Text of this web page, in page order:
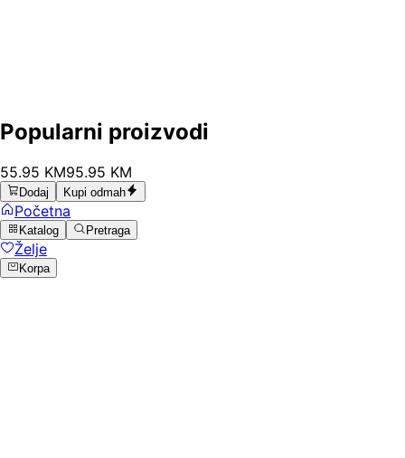
Popularni proizvodi
55.95 KM95.95 KM
Dodaj Kupi odmah
Početna
Katalog Pretraga
Želje
Korpa